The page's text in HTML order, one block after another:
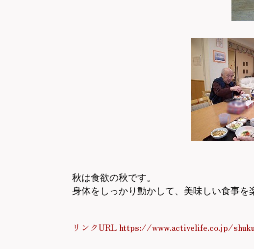
秋は食欲の秋です。
身体をしっかり動かして、美味しい食事を
リンクURL https://www.activelife.co.jp/